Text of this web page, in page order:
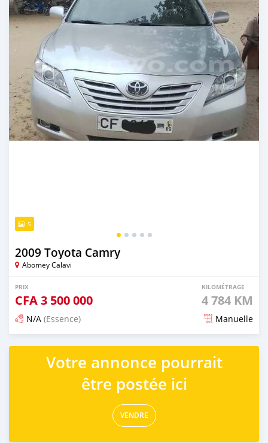
5
2009 Toyota Camry
Abomey Calavi
PRIX
CFA3 500 000
KILOMÉTRAGE
4 784 KM
N/A (Essence) Manuelle
Publié il y a 5 jours
Votre annonce pourrait
être postée ici
VENDRE